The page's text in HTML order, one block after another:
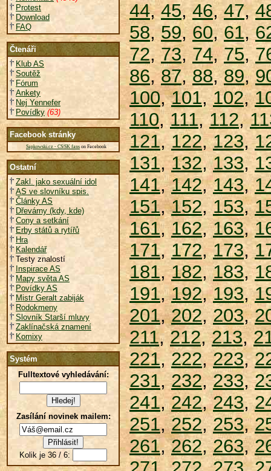
Protest
Download
FAQ
Čtenáři
Klub AS
Soutěž
Fórum
Ankety
Nej Yennefer
Povídky (63)
Facebook stránky
Sapkowski.cz - CS/SK fans on Facebook
Ostatní
Zakl. jako sexuální idol
AS ve slovníku spis.
Články AS
Dřevárny (kdy, kde)
Cony a setkání
Erby států a rytířů
Hra
Kalendář
Testy znalostí
Inspirace AS
Mapy světa AS
Povídky AS
Mistr Geralt zabiják
Rodokmeny
Slovník Starší mluvy
Zaklínačská znamení
Komixy
Systém
Fulltextové vyhledávání:
Zasílání novinek mailem:
Kolik je 36 / 6:
44,45,46,47,
58,59,60,61,
72,73, 74,75,
86,87,88,89,
100,101,102,
110,111,112,
121,122,123,
131,132,133,
141,142,143,
151,152,153,
161,162,163,
171, 172,173,
181,182,183,
191,192,193,
201,202,203,
211,212,213,
221,222,223,
231,232,233,
241,242,243,
251,252,253,
261,262,263,